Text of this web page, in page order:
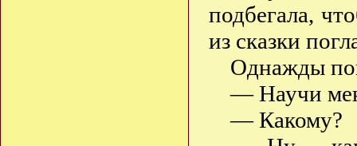
подбегала,
из сказки
Однажды
— Научи
— Какому?